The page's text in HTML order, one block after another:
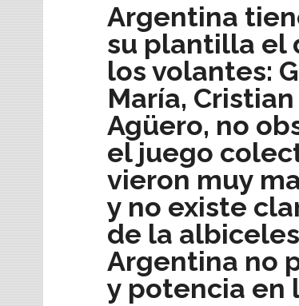
Argentina
su plantilla el
los volantes:
María,
Agüero, no
el juego
vieron muy
y no existe
de la
Argentina no
y potencia en